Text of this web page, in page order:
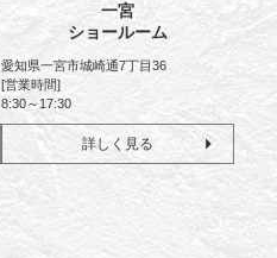
一宮
ショールーム
愛知県一宮市城崎通7丁目36
[営業時間]
8:30～17:30
詳しく見る